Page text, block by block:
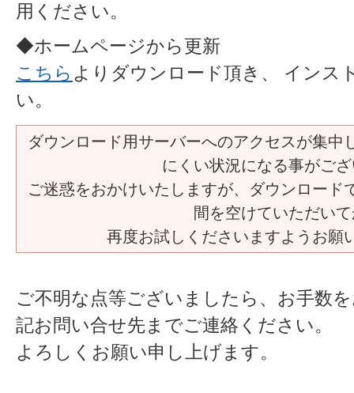
用ください。
◆ホームページから更新
こちら よりダウンロード頂き、 インス
い。
ダウンロード用サーバーへのアクセスが集中
にくい状況になる事がご
ご迷惑をおかけいたしますが、ダウンロード
間を空けていただい
再度お試しくださいますようお願
ご不明な点等ございましたら、お手数
記お問い合せ先までご連絡ください。
よろしくお願い申し上げます。